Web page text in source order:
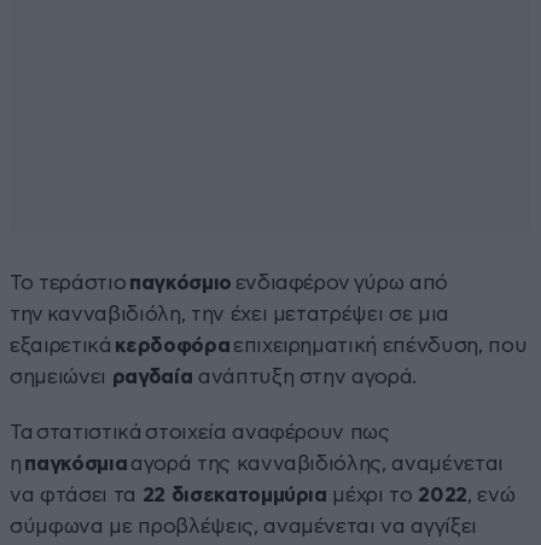
Το τεράστιο παγκόσμιο ενδιαφέρον γύρω από
την κανναβιδιόλη, την έχει μετατρέψει σε μια
εξαιρετικά κερδοφόρα επιχειρηματική επένδυση, που
σημειώνει ραγδαία ανάπτυξη στην αγορά.
Τα στατιστικά στοιχεία αναφέρουν πως
η παγκόσμια αγορά της κανναβιδιόλης, αναμένεται
να φτάσει τα 22 δισεκατομμύρια μέχρι το 2022, ενώ
σύμφωνα με προβλέψεις, αναμένεται να αγγίξει